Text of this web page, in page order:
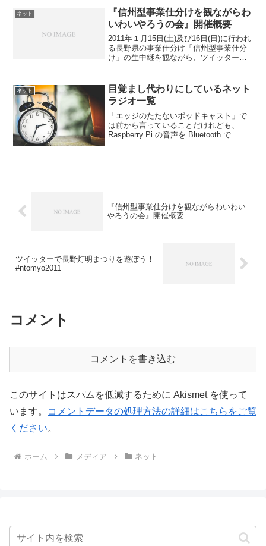
お手伝いするほどパワーはな...
ネット
『信州型事業仕分けを観ながらわ
いわいやろうの会』開催概要
2011年１月15日(土)及び16日(日)に行われ
る長野県の事業仕分け「信州型事業仕分
け」の生中継を観ながら、ツイッターで
を言うもよし、揚げ足取ってかしこぶる
もよし、小...
ネット
目覚まし代わりにしているネット
ラジオ一覧
「エッジのたたないポッドキャスト」で
は前から言っていることだけれども、
Raspberry Pi の音声を Bluetooth で
『信州型事業仕分けを観ながらわいわい
やろうの会』開催概要
ツイッターで長野灯明まつりを遊ぼう！
#ntomyo2011
コメント
コメントを書き込む
このサイトはスパムを低減するために Akismet を使って
います。
コメントデータの処理方法の詳細はこちらをご覧
ください。
ホーム メディア ネット